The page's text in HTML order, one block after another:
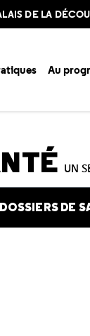
DE LA
Au
UN
DOSSIERS DE